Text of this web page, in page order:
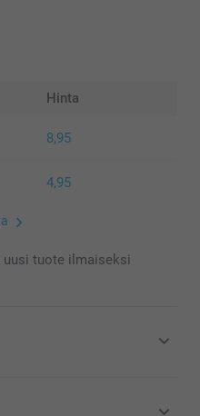
Hinta
8,95
4,95
uusi tuote ilmaiseksi
arvonlisäveron ja